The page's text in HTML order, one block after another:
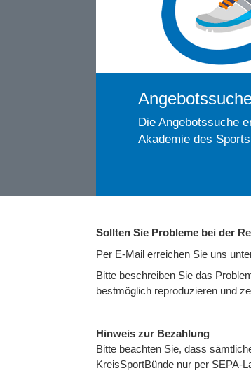
Die Angebotssuche
Akademie des
Sollten Sie Probleme bei der
Per E-Mail erreichen Sie uns
Bitte beschreiben Sie das
bestmöglich reproduzieren und
Hinweis zur Bezahlung
Bitte beachten Sie, dass
KreisSportBünde nur per SEPA-